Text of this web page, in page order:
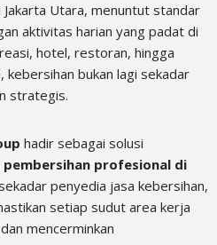
Utara, menuntut standar
aktivitas harian yang padat di
hotel, restoran, hingga
bukan lagi sekadar
strategis.
hadir sebagai solusi
pembersihan profesional di
penyedia jasa kebersihan,
setiap sudut area kerja
mencerminkan